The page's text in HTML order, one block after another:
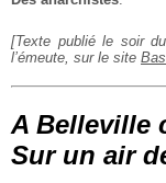
[Texte publié le soir
l’émeute, sur le site
A Belleville
Sur un air